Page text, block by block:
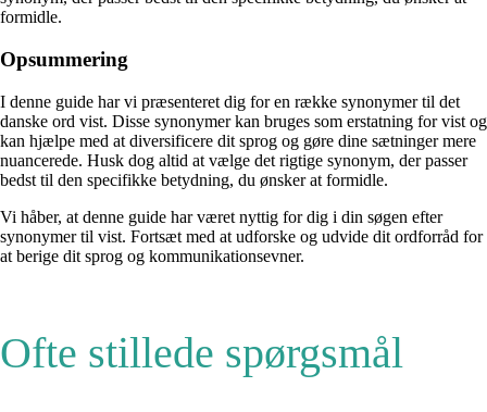
formidle.
Opsummering
I denne guide har vi præsenteret dig for en række synonymer til det
danske ord vist. Disse synonymer kan bruges som erstatning for vist og
kan hjælpe med at diversificere dit sprog og gøre dine sætninger mere
nuancerede. Husk dog altid at vælge det rigtige synonym, der passer
bedst til den specifikke betydning, du ønsker at formidle.
Vi håber, at denne guide har været nyttig for dig i din søgen efter
synonymer til vist. Fortsæt med at udforske og udvide dit ordforråd for
at berige dit sprog og kommunikationsevner.
Ofte stillede spørgsmål